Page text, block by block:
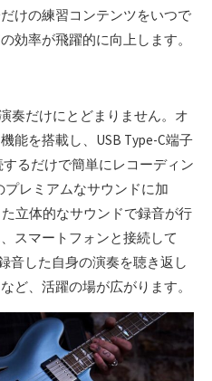
けの練習コンテンツをいつで
効率が飛躍的に向上します。
奏だけにとどまりません。オ
能を搭載し、USB Type-C端子
るだけで簡単にレコーディン
プレミアムなサウンドに加
た立体的なサウンドで録音が行
スマートフォンと接続して
音した自身の演奏を聴き返し
ど、活躍の場が広がります。